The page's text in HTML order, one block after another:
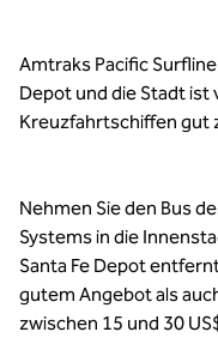
Amtraks Pacific
Depot und die Stadt
Kreuzfahrtschiffen gut
Nehmen Sie den Bus
Systems in die
Santa Fe Depot
gutem Angebot als
zwischen 15 und 30